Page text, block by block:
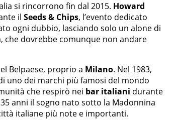
si rincorrono fin dal 2015. Howard
il Seeds & Chips, l’evento dedicato
ogni dubbio, lasciando solo un alone di
dovrebbe comunque non andare
Belpaese, proprio a Milano. Nel 1983,
uno dei marchi più famosi del mondo
che respirò nei bar italiani durante
anni il sogno nato sotto la Madonnina
italiane più note e importanti.